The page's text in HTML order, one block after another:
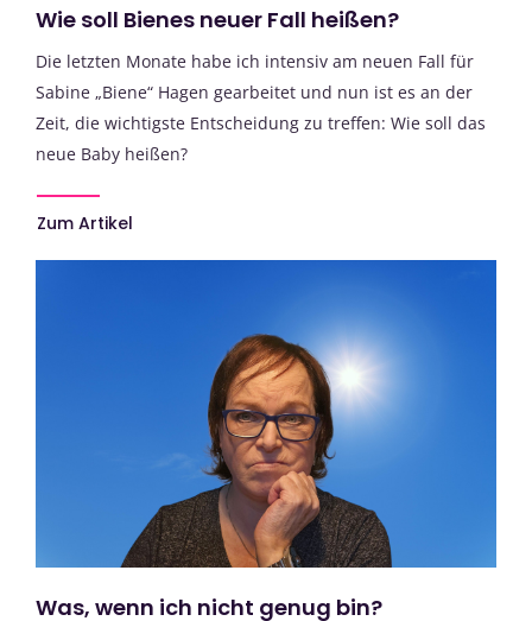
Wie soll Bienes neuer Fall heißen?
Die letzten Monate habe ich intensiv am neuen Fall für
Sabine „Biene“ Hagen gearbeitet und nun ist es an der
Zeit, die wichtigste Entscheidung zu treffen: Wie soll das
neue Baby heißen?
Zum Artikel
Was, wenn ich nicht genug bin?